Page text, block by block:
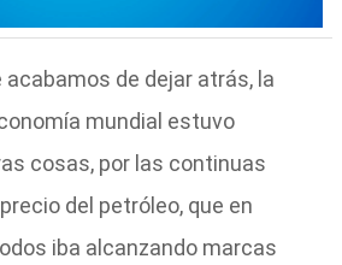
acabamos de dejar atrás, la
mundial estuvo
cosas, por las continuas
del petróleo, que en
iba alcanzando marcas